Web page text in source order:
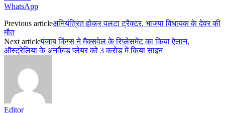
WhatsApp
Previous articleअनियंत्रित होकर पलटा ट्रैक्टर, भाजपा विधायक के देवर की
मौत
Next articleपंजाब किंग्स ने मैक्सवेल के रिप्लेसमेंट का किया ऐलान,
ऑस्ट्रेलिया के अनकैप्ड प्लेयर को 3 करोड़ में किया साइन
Editor